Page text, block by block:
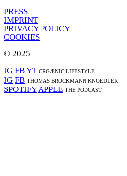
PRESS
IMPRINT
PRIVACY POLICY
COOKIES
© 2025
IG FBYTORGÆNIC LIFESTYLE
IG FB THOMAS BROCKMANN KNOEDLER
SPOTIFY APPLE THE PODCAST